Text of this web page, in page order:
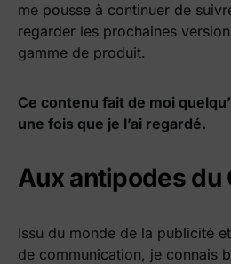
me pousse à continuer de
regarder les prochaines
gamme de produit.
Ce contenu fait de moi
une fois que je l’ai regardé.
Aux antipodes
Issu du monde de la publicité
de communication, je connais